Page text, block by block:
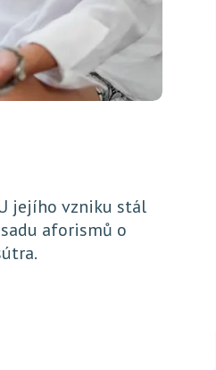
jejího vzniku stál
aforismů o